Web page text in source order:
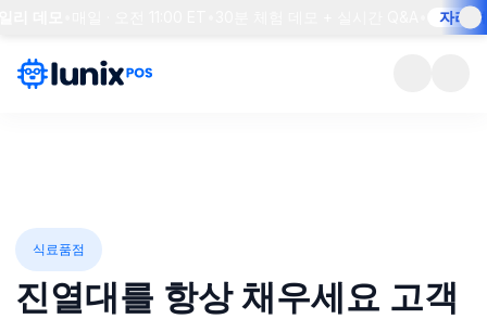
자리 예
식료품점
진열대를 항상 채우세요 고객